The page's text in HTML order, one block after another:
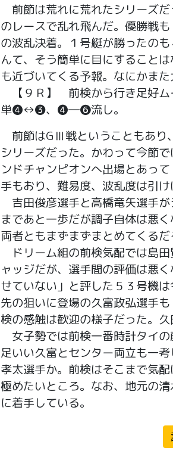
前節は荒れに荒れたシリーズ
のレースで乱れ飛んだ。優勝戦
の波乱決着。１号艇が勝ったの
んて、そう簡単に目にすること
も近づいてくる予報。なにかま
【９Ｒ】 前検から行き足好ム
単❹↔❸、❹―❻流し。
前節はGⅢ戦ということもあり
シリーズだった。かわって今節
ンドチャンピオンへ出場とあっ
手もおり、難易度、波乱度は引け
吉田俊彦選手と高橋竜矢選手
まであと一歩だが調子自体は悪
両者ともまずまずまとめてくるだ
ドリーム組の前検気配では島
ャッジだが、選手間の評価は悪
せていない」と評した５３号機
先の狙いに登場の久富政弘選手
検の感触は歓迎の様子だった。
女子勢では前検一番時計タイ
足いい久富とセンター両立も一
孝太選手か。前検はそこまで気
極めたいところ。なお、地元の
に着手している。